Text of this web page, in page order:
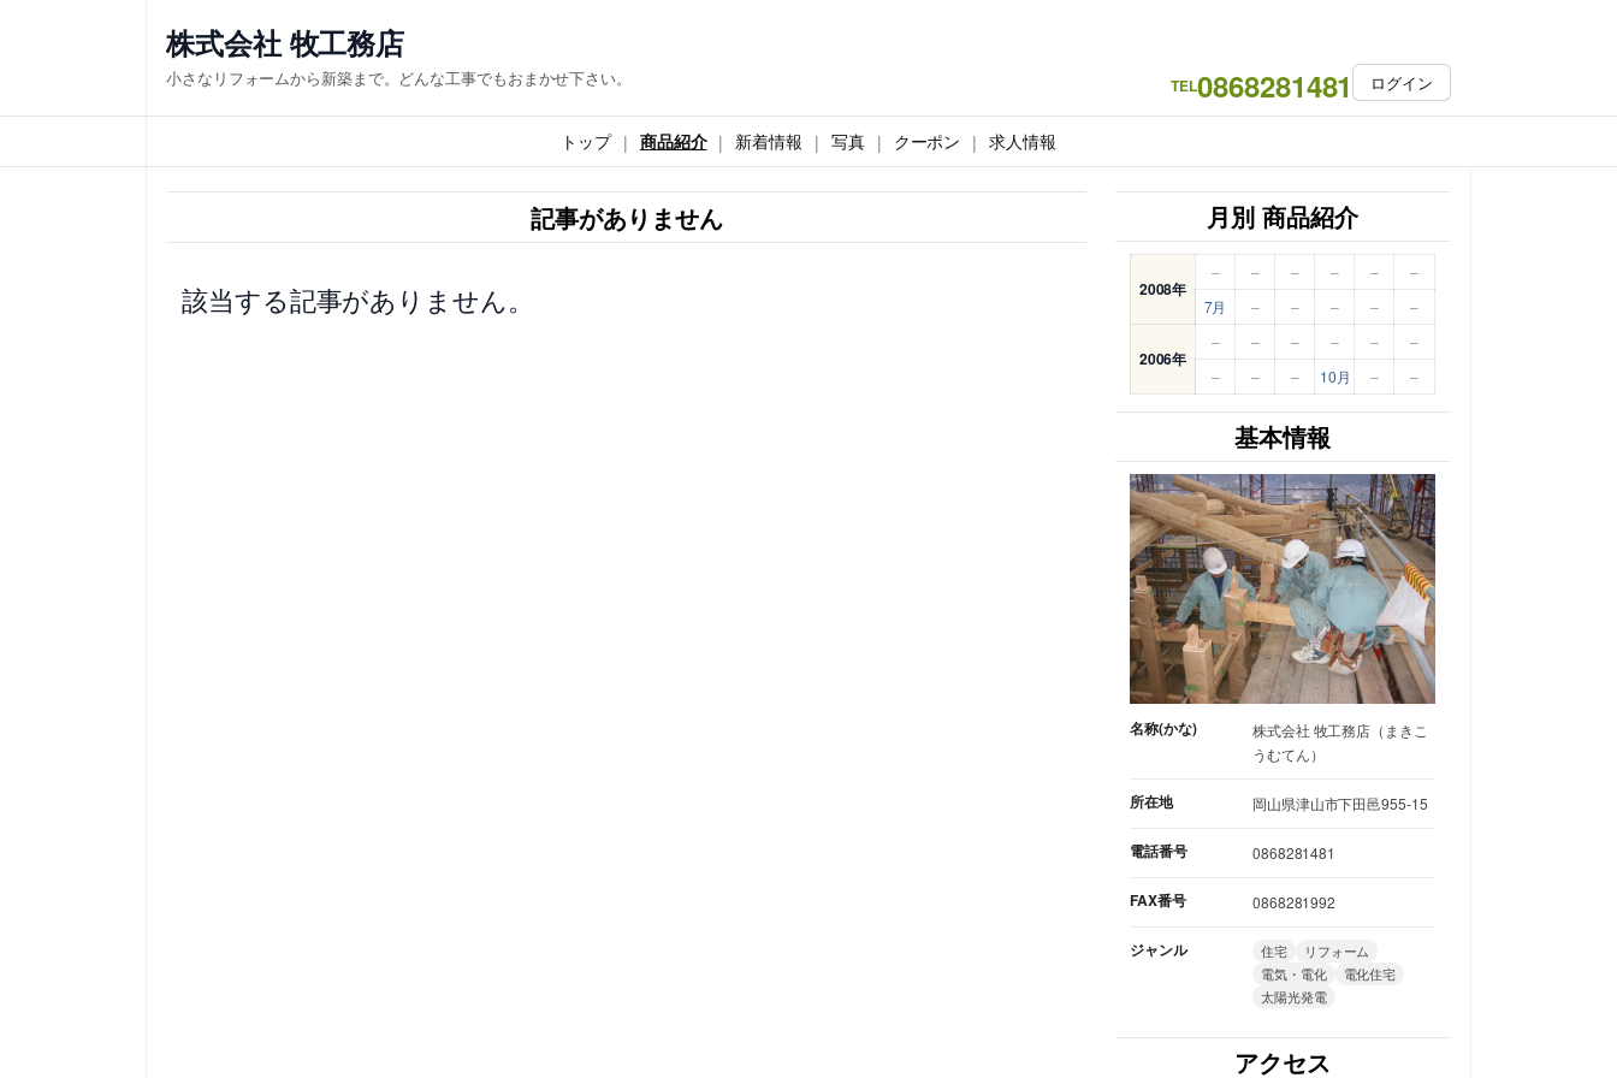
ス
キ
株式会社 牧工務店
小さなリフォームから新築まで。どんな工事でもおまかせ下さい。 TEL0868281481 ログイン
トップ 商品紹介 新着情報 写真 クーポン 求人情報
記事がありません
該当する記事がありません。
月別 商品紹介
2008年
– – – – –
–
7月
– – – – –
2006年
– – – – –
–
–
– – 10月 – –
基本情報
名称(かな)
株式会社 牧工務店（まきこ
うむてん）
所在地 岡山県津山市下田邑955-15
電話番号 0868281481
FAX番号 0868281992
ジャンル 住宅
リフォーム
電気・電化
電化住宅
太陽光発電
アクセス